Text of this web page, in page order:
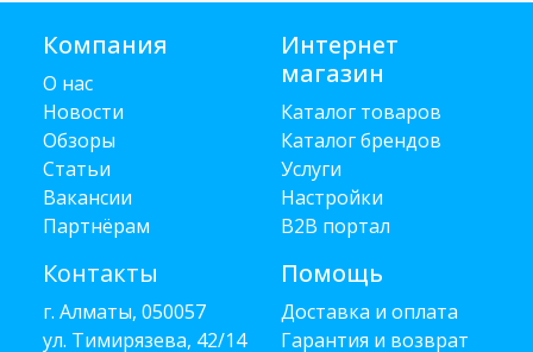
Компания
О нас
Новости
Обзоры
Статьи
Вакансии
Партнёрам
Контакты
г. Алматы, 050057
ул. Тимирязева, 42/14
Интернет
магазин
Каталог товаров
Каталог брендов
Услуги
Настройки
B2B портал
Помощь
Доставка и оплата
Гарантия и возврат